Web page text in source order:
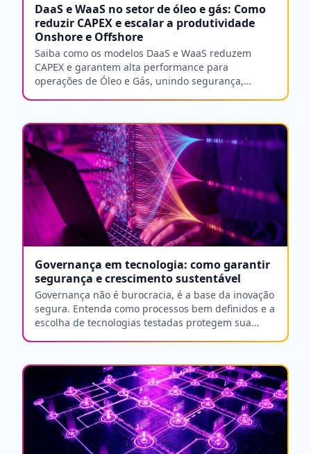
DaaS e WaaS no setor de óleo e gás: Como
reduzir CAPEX e escalar a produtividade
Onshore e Offshore
Saiba como os modelos DaaS e WaaS reduzem
CAPEX e garantem alta performance para
operações de Óleo e Gás, unindo segurança,
Governança em tecnologia: como garantir
segurança e crescimento sustentável
Governança não é burocracia, é a base da inovação
segura. Entenda como processos bem definidos e a
escolha de tecnologias testadas protegem sua